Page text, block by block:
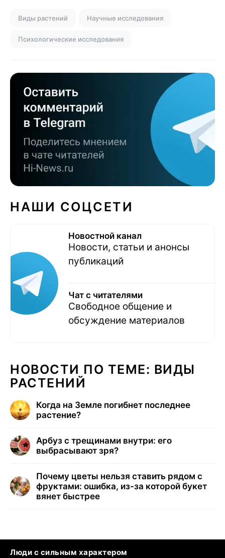
Виды растений Научные исследования
Психологические исследования
НАШИ СОЦСЕТИ
Новостной канал
Новости, статьи и анонсы
публикаций
Чат с читателями
Свободное общение и
обсуждение материалов
НОВОСТИ ПО ТЕМЕ: ВИДЫ
РАСТЕНИЙ
Когда на Земле погибнет последнее
растение?
Арбуз с трещинами внутри: его
выбрасывают зря?
Почему цветы нельзя ставить рядом с
фруктами: ошибка, из-за которой букет
вянет быстрее
Люди с сильным характером